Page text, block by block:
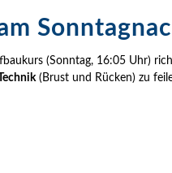
(Sonntag, 16:05 Uhr)
(Brust und Rücken) zu